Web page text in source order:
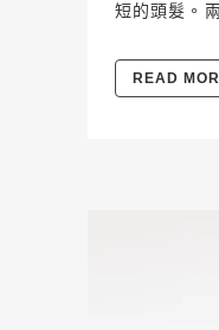
短的頭髮。
READ